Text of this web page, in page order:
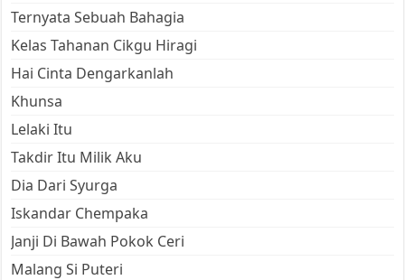
Ternyata Sebuah Bahagia
Kelas Tahanan Cikgu Hiragi
Hai Cinta Dengarkanlah
Khunsa
Lelaki Itu
Takdir Itu Milik Aku
Dia Dari Syurga
Iskandar Chempaka
Janji Di Bawah Pokok Ceri
Malang Si Puteri